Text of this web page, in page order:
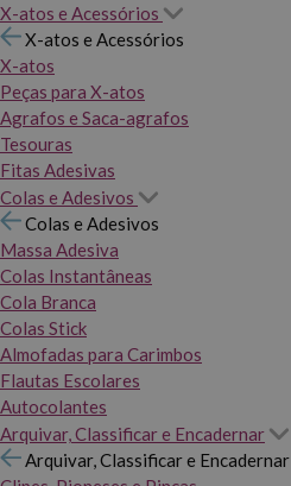
X-atos e Acessórios
X-atos e Acessórios
X-atos
Peças para X-atos
Agrafos e Saca-agrafos
Tesouras
Fitas Adesivas
Colas e Adesivos
Colas e Adesivos
Massa Adesiva
Colas Instantâneas
Cola Branca
Colas Stick
Almofadas para Carimbos
Flautas Escolares
Autocolantes
Arquivar, Classificar e Encadernar
Arquivar, Classificar e Encadernar